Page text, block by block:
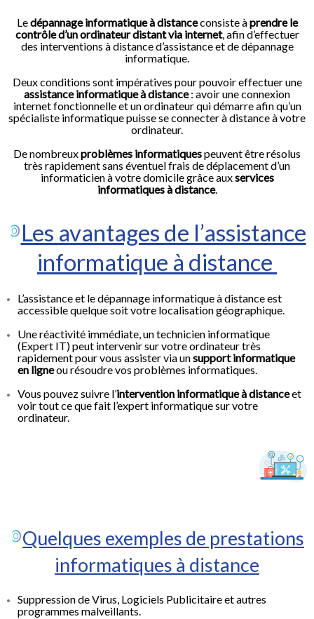
ZONE DE DÉPLACEMENT
RÉPARATION DE PC À DOMICILE
Ledépannage informatique à distanceconsiste àprendre le
contrôle d’un ordinateur distant via internet, afin d’effectuer
des interventions à distance d’assistance et de dépannage
informatique.
Deux conditions sont impératives pour pouvoir effectuer une
assistance informatique à distance: avoir une connexion
internet fonctionnelle et un ordinateur qui démarre afin qu’un
spécialiste informatique puisse se connecter à distance à votre
ordinateur.
De nombreuxproblèmes informatiquespeuvent être résolus
très rapidement sans éventuel frais de déplacement d’un
informaticien à votre domicile grâce auxservices
informatiques à distance.
Les avantages de l’assistance
informatique à distance
L’assistance et le dépannage informatique à distance est
accessible quelque soit votre localisation géographique.
Une réactivité immédiate, un technicien informatique
(Expert IT) peut intervenir sur votre ordinateur très
rapidement pour vous assister via unsupport informatique
en ligneou résoudre vos problèmes informatiques.
Vous pouvez suivre l’intervention informatique à distanceet
voir tout ce que fait l’expert informatique sur votre
ordinateur.
Quelques exemples de prestations
informatiques à distance
Suppression de Virus, Logiciels Publicitaire et autres
programmes malveillants.